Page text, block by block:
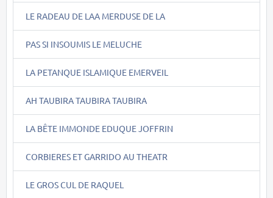
LE RADEAU DE LAA MERDUSE DE LA
PAS SI INSOUMIS LE MELUCHE
LA PETANQUE ISLAMIQUE EMERVEIL
AH TAUBIRA TAUBIRA TAUBIRA
LA BÊTE IMMONDE EDUQUE JOFFRIN
CORBIERES ET GARRIDO AU THEATR
LE GROS CUL DE RAQUEL